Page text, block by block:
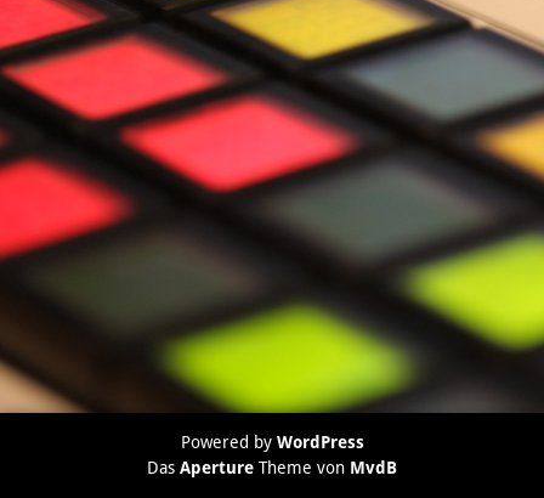
Powered by WordPress
Das Aperture Theme von MvdB